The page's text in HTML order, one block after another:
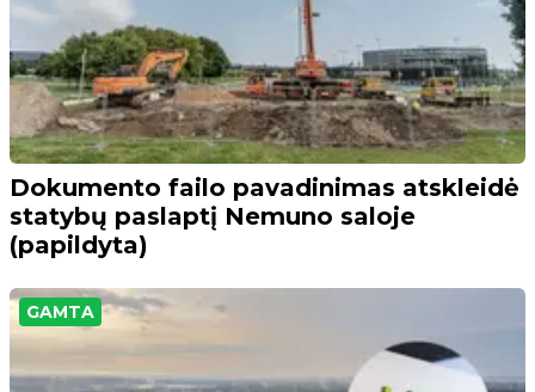
Dokumento failo pavadinimas atskleidė
statybų paslaptį Nemuno saloje
(papildyta)
GAMTA